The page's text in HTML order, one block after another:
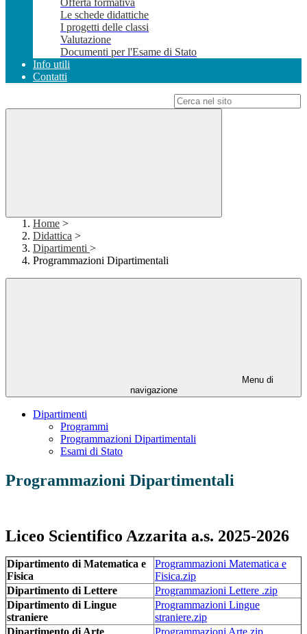
Offerta formativa
Le schede didattiche
I progetti delle classi
Valutazione
Documenti per l'Esame di Stato
Info utili
Contatti
Home >
Didattica >
Dipartimenti >
Programmazioni Dipartimentali
Menu di
navigazione
Dipartimenti
Programmi
Programmazioni Dipartimentali
Esami di Stato
Programmazioni Dipartimentali
Liceo Scientifico Azzarita a.s. 2025-2026
Dipartimento di Matematica e
Fisica
Programmazioni Matematica e
Fisica.zip
Dipartimento di Lettere
Programmazioni Lettere .zip
Dipartimento di Lingue
straniere
Programmazioni Lingue
straniere.zip